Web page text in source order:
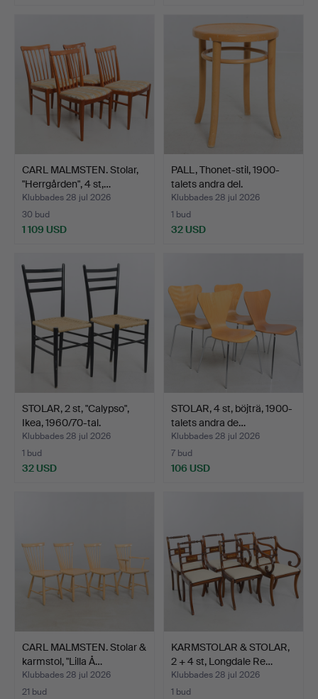
CARL MALMSTEN. Stolar,
"Herrgården", 4 st,…
Klubbades 28 jul 2026
30 bud
1 109 USD
PALL, Thonet-stil, 1900-
talets andra del.
Klubbades 28 jul 2026
1 bud
32 USD
STOLAR, 2 st, "Calypso",
Ikea, 1960/70-tal.
Klubbades 28 jul 2026
1 bud
32 USD
STOLAR, 4 st, böjträ, 1900-
talets andra de…
Klubbades 28 jul 2026
7 bud
106 USD
CARL MALMSTEN. Stolar &
karmstol, "Lilla Å…
Klubbades 28 jul 2026
21 bud
KARMSTOLAR & STOLAR,
2 + 4 st, Longdale Re…
Klubbades 28 jul 2026
1 bud